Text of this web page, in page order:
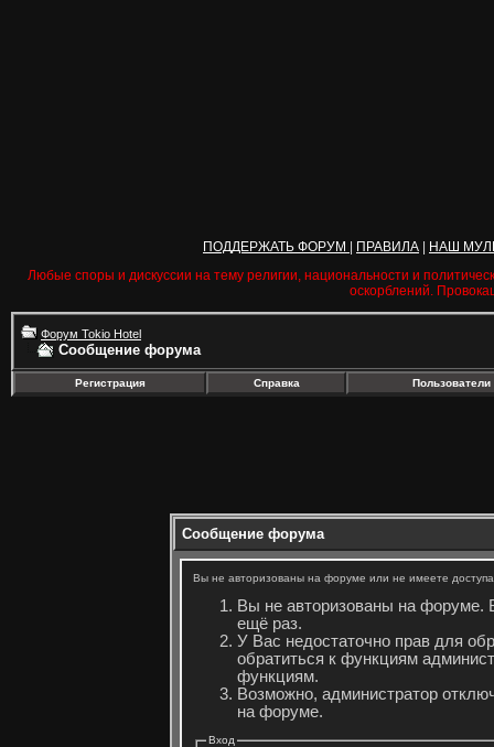
ПОДДЕРЖАТЬ ФОРУМ ПРАВИЛА
НАШ
Любые споры и дискуссии на тему религии, национальности и
оскорблений.
Форум Tokio Hotel
Сообщение форума
Регистрация Справка Пользователи
Сообщение форума
Вы не авторизованы на форуме или не имеете
Вы не авторизованы на форуме.
ещё раз.
У Вас недостаточно прав для
обратиться к функциям
функциям.
Возможно, администратор
на форуме.
Вход